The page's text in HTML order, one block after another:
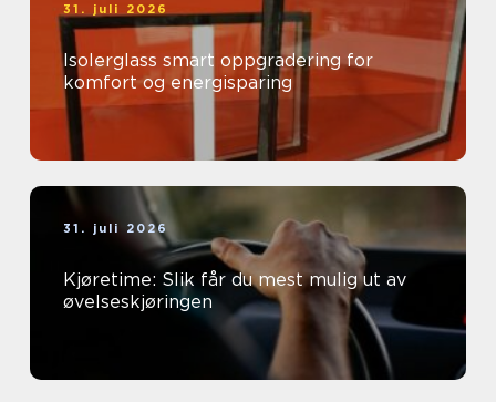
31. juli 2026
Isolerglass smart oppgradering for
komfort og energisparing
31. juli 2026
Kjøretime: Slik får du mest mulig ut av
øvelseskjøringen